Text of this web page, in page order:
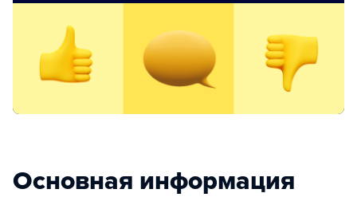
Основная информация